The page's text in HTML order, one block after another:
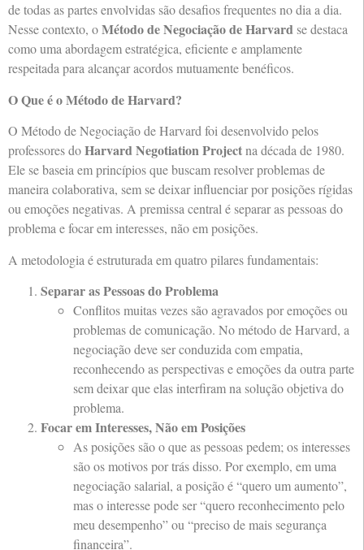
de todas as partes envolvidas são desafios frequentes no dia a dia.
Nesse contexto, oMétodo de Negociação de Harvard se destaca
como uma abordagem estratégica, eficiente e amplamente
respeitada para alcançar acordos mutuamente benéficos.
O Que é o Método de Harvard?
O Método de Negociação de Harvard foi desenvolvido pelos
professores doHarvard Negotiation Projectna década de 1980.
Ele se baseia em princípios que buscam resolver problemas de
maneira colaborativa, sem se deixar influenciar por posições rígidas
ou emoções negativas. A premissa central é separar as pessoas do
problema e focar em interesses, não em posições.
A metodologia é estruturada em quatro pilares fundamentais:
Separar as Pessoas do Problema
Conflitos muitas vezes são agravados por emoções ou
problemas de comunicação. No método de Harvard, a
negociação deve ser conduzida com empatia,
reconhecendo as perspectivas e emoções da outra parte
sem deixar que elas interfiram na solução objetiva do
problema.
Focar em Interesses, Não em Posições
As posições são o que as pessoas pedem; os interesses
são os motivos por trás disso. Por exemplo, em uma
negociação salarial, a posição é “quero um aumento”,
mas o interesse pode ser “quero reconhecimento pelo
meu desempenho” ou “preciso de mais segurança
financeira”.